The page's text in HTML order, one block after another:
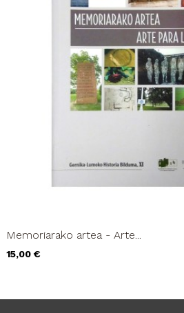
Memoriarako artea - Arte...
Precio
15,00 €